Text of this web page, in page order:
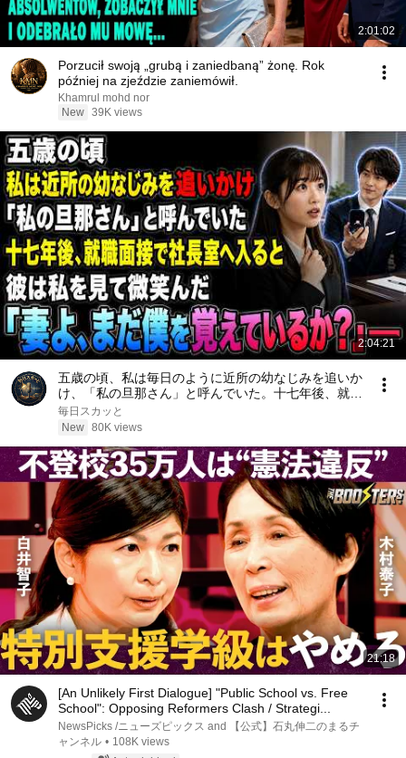
2:01:02
Porzucił swoją „grubą i zaniedbaną” żonę. Rok
później na zjeździe zaniemówił.
Khamrul mohd nor
New 39K views
2:04:21
五歳の頃、私は毎日のように近所の幼なじみを追いか
け、「私の旦那さん」と呼んでいた。十七年後、就職
面接で社長室へ入ると、彼は私を見て微笑んだ。「妻
よ、まだ僕を覚えているか？」――
毎日スカッと
New 80K views
21:18
[An Unlikely First Dialogue] "Public School vs. Free
School": Opposing Reformers Clash / Strategi...
NewsPicks /ニューズピックス and 【公式】石丸伸二のまるチ
ャンネル • 108K views